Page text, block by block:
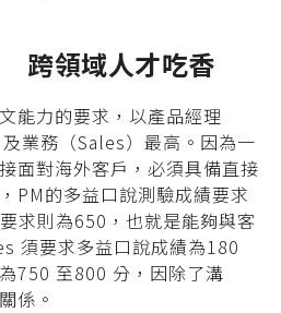
跨領域人才吃香
能力的要求，以產品經理
業務（Sales）最高。因為一
面對海外客戶，必須具備直接
PM的多益口說測驗成績要求
求則為650，也就是能夠與客
須要求多益口說成績為180
750 至800 分，因除了溝
係。